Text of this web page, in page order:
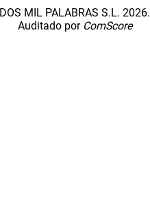
DOS MIL PALABRAS S.L. 2026.
Auditado por ComScore